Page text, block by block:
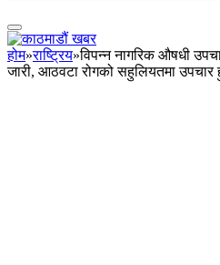
होम»राष्ट्रिय»विपन्न नागरिक औषधी
जारी, आठवटा रोगको सहुलियतमा उपचार